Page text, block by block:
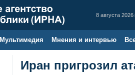
8 августа 2026
Мультимедия Мнения и интервью
Иран пригрозил